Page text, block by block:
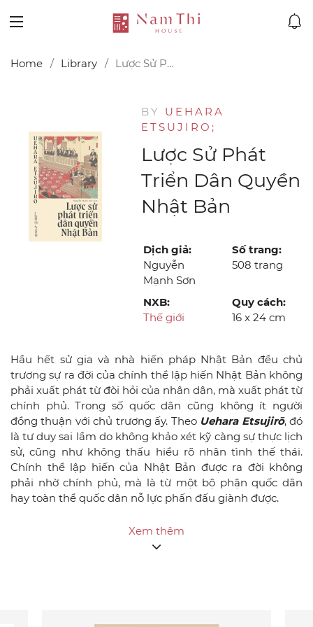
Home Library Lược Sử Phát Triển Dân Quyền Nhật Bản
BY UEHARA
ETSUJIRO;
Lược Sử Phát
Triển Dân Quyền
Nhật Bản
Dịch giả:
Nguyễn
Mạnh Sơn
Số trang:
508 trang
NXB:
Thế giới
Quy cách:
16 x 24 cm
Hầu hết sử gia và nhà hiến pháp Nhật Bản đều chủ
trương sự ra đời của chính thể lập hiến Nhật Bản không
phải xuất phát từ đòi hỏi của nhân dân, mà xuất phát từ
chính phủ. Trong số quốc dân cũng không ít người
đồng thuận với chủ trương ấy. Theo Uehara Etsujirō, đó
là tư duy sai lầm do không khảo xét kỹ càng sự thực lịch
sử, cũng như không thấu hiểu rõ nhân tình thế thái.
Chính thể lập hiến của Nhật Bản được ra đời không
phải nhờ chính phủ, mà là từ một bộ phận quốc dân
hay toàn thể quốc dân nỗ lực phấn đấu giành được.
dân quyền là do quốc dân muốn giải thoát khỏi sự áp
bức của các nước Âu Mỹ, giành lấy địa vị bình đẳng, bảo
Xem thêm